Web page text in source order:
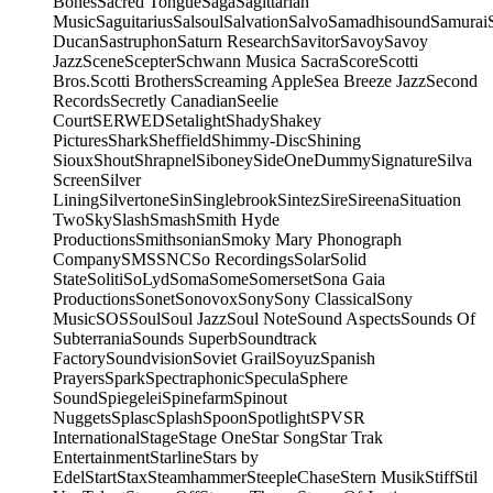
MusicSaguitariusSalsoulSalvationSalvoSamadhisoundSamurai
DucanSastruphonSaturn ResearchSavitorSavoySavoy
JazzSceneScepterSchwann Musica SacraScoreScotti
Bros.Scotti BrothersScreaming AppleSea Breeze JazzSecond
RecordsSecretly CanadianSeelie
CourtSERWEDSetalightShadyShakey
PicturesSharkSheffieldShimmy-DiscShining
SiouxShoutShrapnelSiboneySideOneDummySignatureSilva
ScreenSilver
LiningSilvertoneSinSinglebrookSintezSireSireenaSituation
TwoSkySlashSmashSmith Hyde
ProductionsSmithsonianSmoky Mary Phonograph
CompanySMSSNCSo RecordingsSolarSolid
StateSolitiSoLydSomaSomeSomersetSona Gaia
ProductionsSonetSonovoxSonySony ClassicalSony
MusicSOSSoulSoul JazzSoul NoteSound AspectsSounds Of
SubterraniaSounds SuperbSoundtrack
FactorySoundvisionSoviet GrailSoyuzSpanish
PrayersSparkSpectraphonicSpeculaSphere
SoundSpiegeleiSpinefarmSpinout
NuggetsSplascSplashSpoonSpotlightSPVSR
InternationalStageStage OneStar SongStar Trak
EntertainmentStarlineStars by
EdelStartStaxSteamhammerSteepleChaseStern MusikStiffStil